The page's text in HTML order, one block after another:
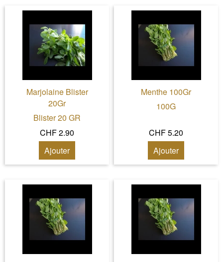
Marjolaine Blister
20Gr
Blister 20 GR
CHF 2.90
Ajouter
Menthe 100Gr
100G
CHF 5.20
Ajouter